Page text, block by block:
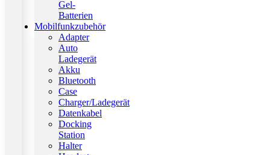
Gel-
Batterien
Mobilfunkzubehör
Adapter
Auto
Ladegerät
Akku
Bluetooth
Case
Charger/Ladegerät
Datenkabel
Docking
Station
Halter